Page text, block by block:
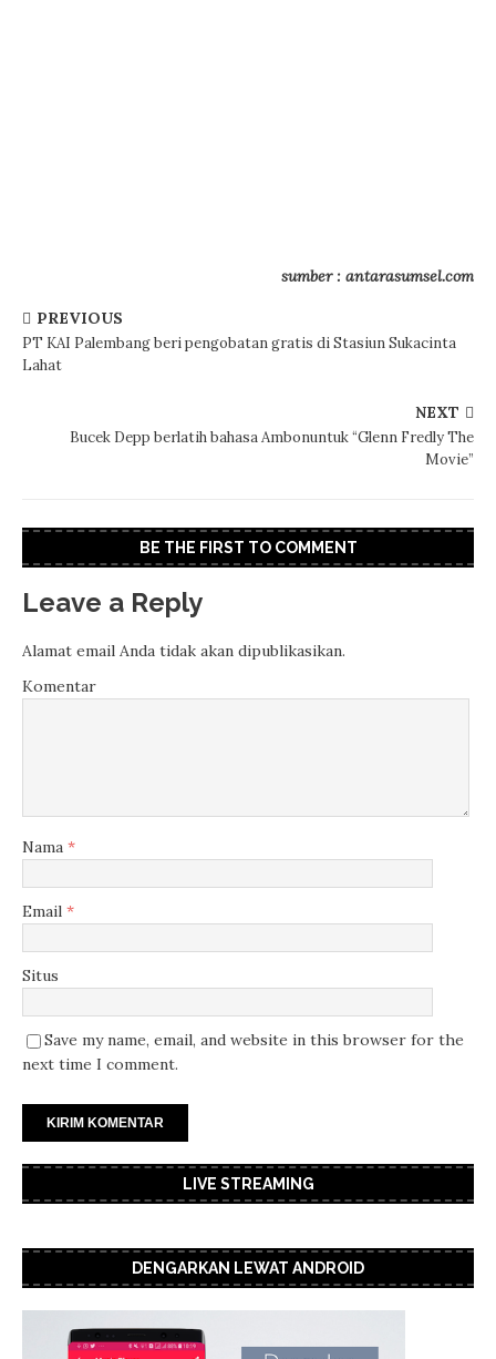
sumber : antarasumsel.com
PREVIOUS
PT KAI Palembang beri pengobatan gratis di Stasiun Sukacinta
Lahat
NEXT
Bucek Depp berlatih bahasa Ambonuntuk “Glenn Fredly The
Movie”
BE THE FIRST TO COMMENT
Leave a Reply
Alamat email Anda tidak akan dipublikasikan.
Komentar
Nama *
Email *
Situs
Save my name, email, and website in this browser for the
next time I comment.
LIVE STREAMING
DENGARKAN LEWAT ANDROID